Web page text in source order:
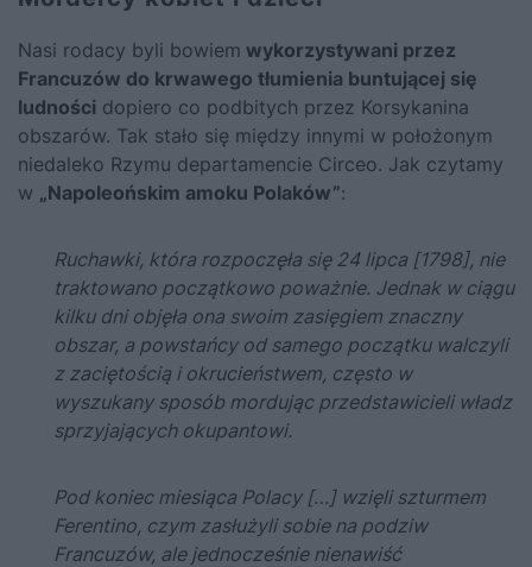
Nasi rodacy byli bowiem wykorzystywani przez
Francuzów do krwawego tłumienia buntującej się
ludności dopiero co podbitych przez Korsykanina
obszarów. Tak stało się między innymi w położonym
niedaleko Rzymu departamencie Circeo. Jak czytamy
w „Napoleońskim amoku Polaków”:
Ruchawki, która rozpoczęła się 24 lipca [1798], nie
traktowano początkowo poważnie. Jednak w ciągu
kilku dni objęła ona swoim zasięgiem znaczny
obszar, a powstańcy od samego początku walczyli
z zaciętością i okrucieństwem, często w
wyszukany sposób mordując przedstawicieli władz
sprzyjających okupantowi.
Pod koniec miesiąca Polacy […] wzięli szturmem
Ferentino, czym zasłużyli sobie na podziw
Francuzów, ale jednocześnie nienawiść